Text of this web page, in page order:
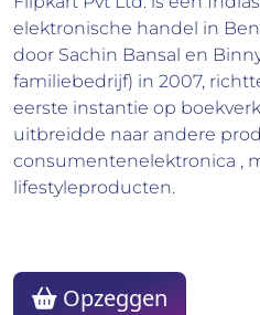
elektronische handel in
door Sachin Bansal en
familiebedrijf) in 2007,
eerste instantie op
uitbreidde naar andere
consumentenelektronica ,
lifestyleproducten.
Opzeggen